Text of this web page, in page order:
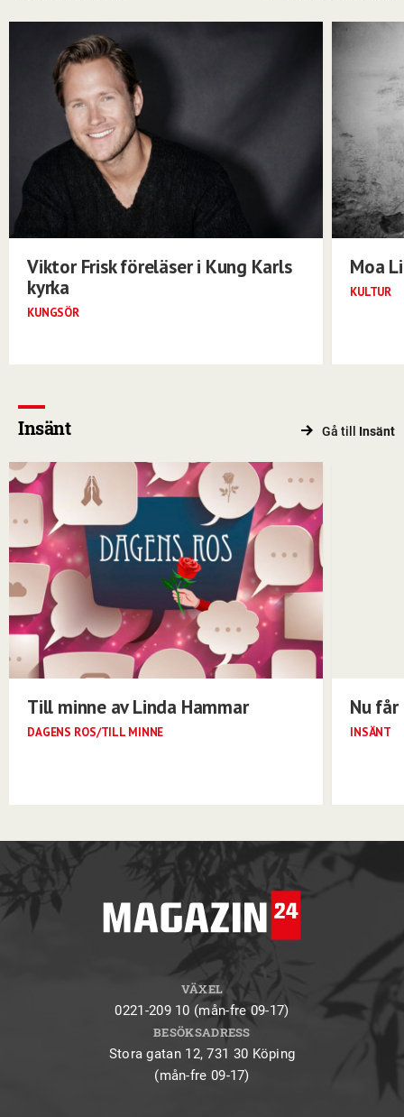
Viktor Frisk föreläser i Kung Karls
kyrka
KUNGSÖR
Moa
KULTUR
Insänt Gå till Insänt
Till minne av Linda Hammar
DAGENS ROS/TILL MINNE
Nu
INSÄNT
VÄXEL
0221-209 10 (mån-fre 09-17)
BESÖKSADRESS
Stora gatan 12, 731 30 Köping
(mån-fre 09-17)